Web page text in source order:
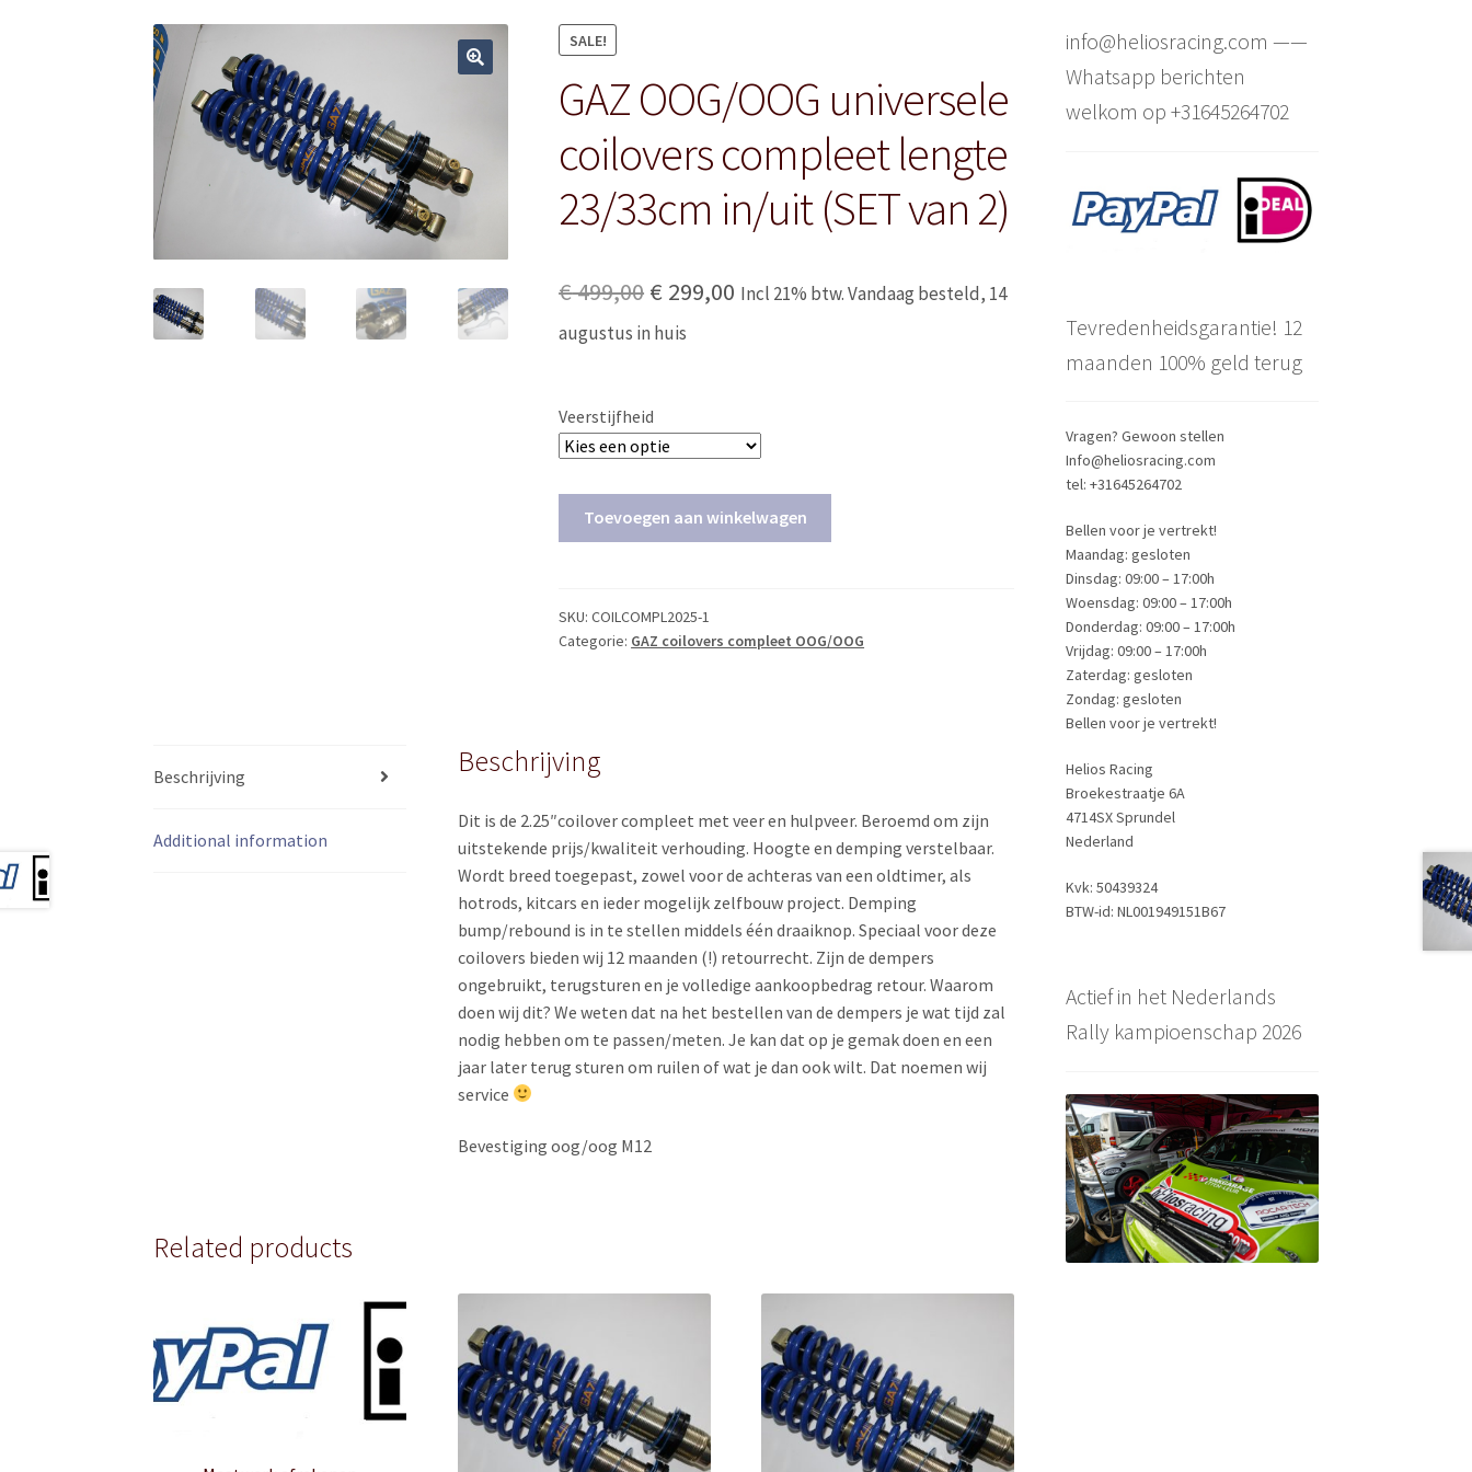
SALE!
GAZ OOG/OOG universele
coilovers compleet lengte
23/33cm in/uit (SET van 2)
€499,00 Original
price
€ 499,00.
€ 299,00 Current
Incl 21% btw. Vandaag besteld, 14
augustus in huis
Veerstijfheid
compleet
lengte
van
Toevoegen aan winkelwagen
SKU:COILCOMPL2025-1
Categorie: GAZ coilovers compleet OOG/OOG
Beschrijving
Additional information
Beschrijving
Dit is de 2.25″coilover compleet met veer en hulpveer. Beroemd om zijn
uitstekende prijs/kwaliteit verhouding. Hoogte en demping verstelbaar.
Wordt breed toegepast, zowel voor de achteras van een oldtimer, als
hotrods, kitcars en ieder mogelijk zelfbouw project. Demping
bump/rebound is in te stellen middels één draaiknop. Speciaal voor deze
coilovers bieden wij 12 maanden (!) retourrecht. Zijn de dempers
ongebruikt, terugsturen en je volledige aankoopbedrag retour. Waarom
doen wij dit? We weten dat na het bestellen van de dempers je wat tijd zal
nodig hebben om te passen/meten. Je kan dat op je gemak doen en een
jaar later terug sturen om ruilen of wat je dan ook wilt. Dat noemen wij
service
Bevestiging oog/oog M12
Related products
info@heliosracing.com ——
Whatsapp berichten
welkom op +31645264702
Tevredenheidsgarantie! 12
maanden 100% geld terug
Vragen? Gewoon stellen
Info@heliosracing.com
tel: +31645264702
Bellen voor je vertrekt!
Maandag: gesloten
Dinsdag: 09:00 – 17:00h
Woensdag: 09:00 – 17:00h
Donderdag: 09:00 – 17:00h
Vrijdag: 09:00 – 17:00h
Zaterdag: gesloten
Zondag: gesloten
Bellen voor je vertrekt!
Helios Racing
Broekestraatje 6A
4714SX Sprundel
Nederland
Kvk: 50439324
BTW-id: NL001949151B67
Actief in het Nederlands
Rally kampioenschap 2026